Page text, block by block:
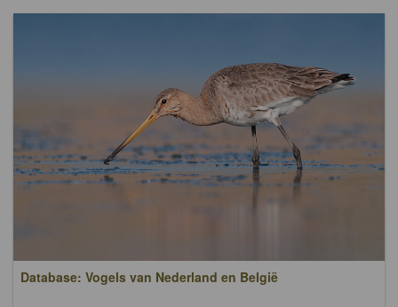
Database: Vogels van Nederland en België